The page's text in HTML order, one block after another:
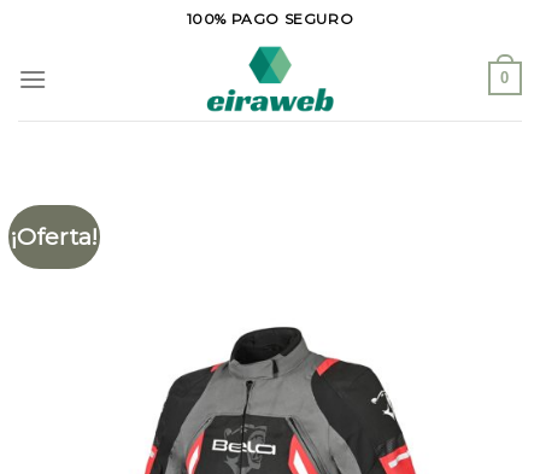
contenido
100% PAGO SEGURO
0
¡Oferta!